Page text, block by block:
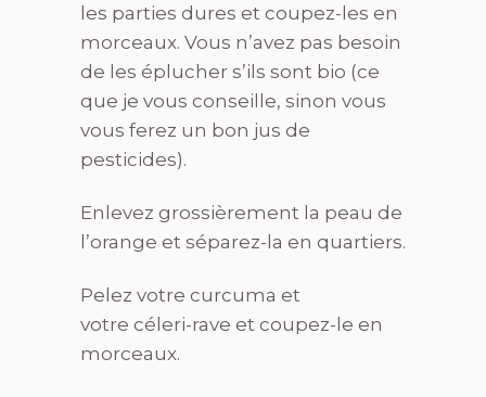
les parties dures et coupez-les en
morceaux. Vous n’avez pas besoin
de les éplucher s’ils sont bio (ce
que je vous conseille, sinon vous
vous ferez un bon jus de
pesticides).
Enlevez grossièrement la peau de
l’orange et séparez-la en quartiers.
Pelez votre curcuma et
votre céleri-rave et coupez-le en
morceaux.